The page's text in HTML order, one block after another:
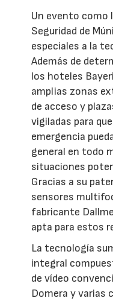
Un evento como
Seguridad de
especiales a la
Además de
los hoteles
amplias zonas
de acceso y
vigiladas para
emergencia
general en todo
situaciones
Gracias a su
sensores
fabricante
apta para estos
La tecnología
integral
de vídeo
Domera y varias